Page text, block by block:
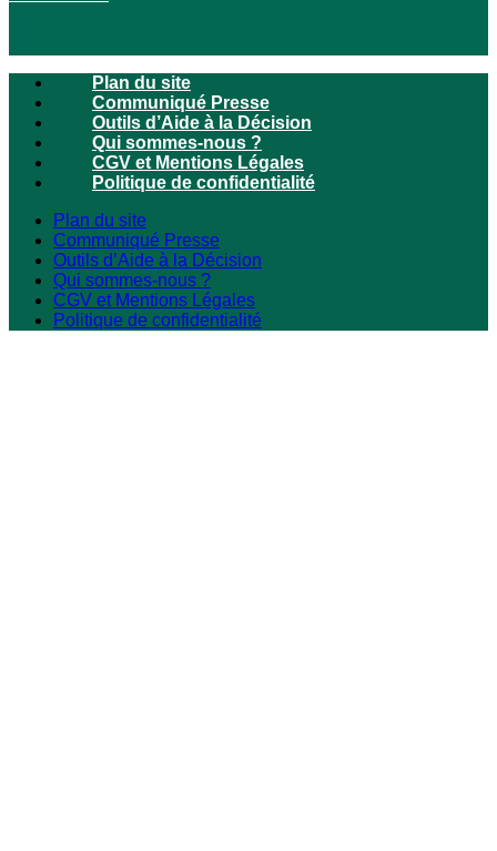
Plan du site
Communiqué Presse
Outils d’Aide à la Décision
Qui sommes-nous ?
CGV et Mentions Légales
Politique de confidentialité
Plan du site
Communiqué Presse
Outils d’Aide à la Décision
Qui sommes-nous ?
CGV et Mentions Légales
Politique de confidentialité